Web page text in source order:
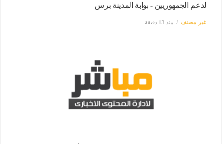
لدعم الجمهوريين - بوابة المدينة برس
غير مصنف منذ 13 دقيقة